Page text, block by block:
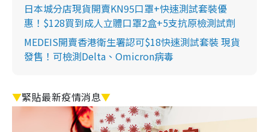
日本城分店現貨開賣KN95口罩+快速測試套裝優
惠！$128買到成人立體口罩2盒+5支抗原檢測試劑
MEDEIS開賣香港衛生署認可$18快速測試套裝 現貨
發售！可檢測Delta、Omicron病毒
▼緊貼最新疫情消息▼